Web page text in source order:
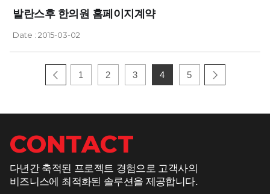
발란스후 한의원 홈페이지계약
Date : 2015-03-02
1 2 3 4 5
CONTACT
다년간 축적된 프로젝트 경험으로 고객사의
비즈니스에 최적화된 솔루션을 제공합니다.